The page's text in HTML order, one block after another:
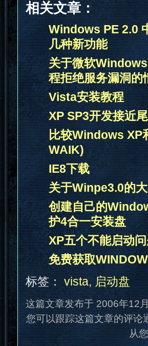
相关文章：
Windows PE 2.0
几种新功能
关于微软
程拒绝服务漏洞的
Vista安装教程
XP SP3开发接近
比较Windows XP
WAIK)
IE8下载
关于Winpe3.0的
创建自己的
护4合一安装盘
XP五个不能启动
免费获取
标签： vista, 启动盘
这篇文章发布于 2006年12
您可以跟踪这篇文章的评论
从